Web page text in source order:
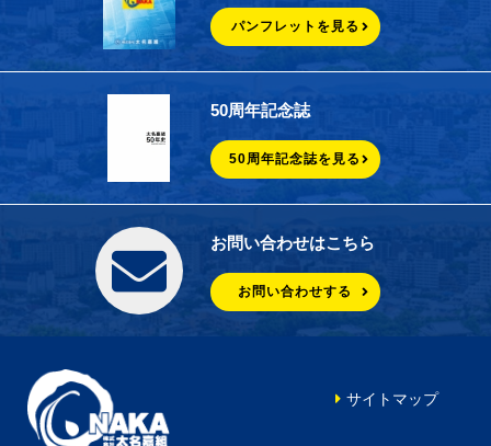
パンフレットを見る
50周年記念誌
50周年記念誌を見る
お問い合わせはこちら
お問い合わせする
サイトマップ